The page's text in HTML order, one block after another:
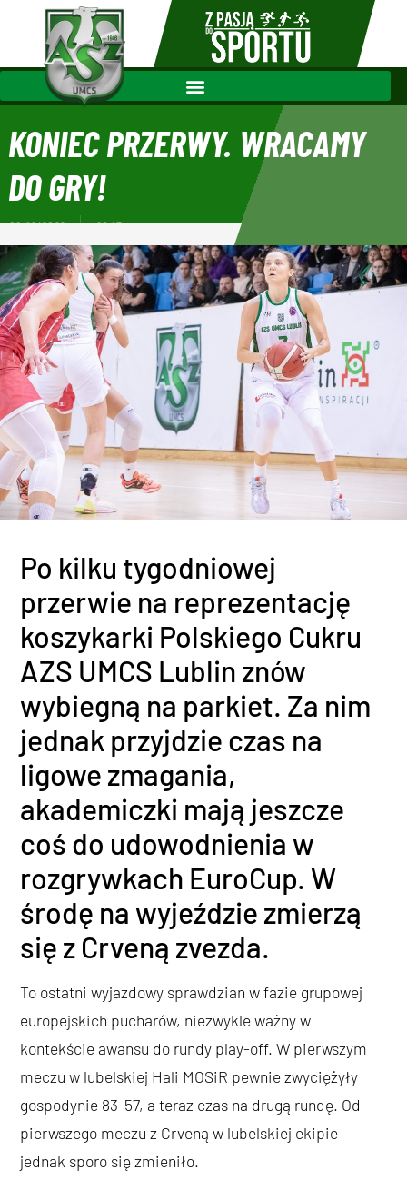
KONIEC PRZERWY. WRACAMY
DO GRY!
06/12/2022 20:17
Po kilku tygodniowej
przerwie na reprezentację
koszykarki Polskiego Cukru
AZS UMCS Lublin znów
wybiegną na parkiet. Za nim
jednak przyjdzie czas na
ligowe zmagania,
akademiczki mają jeszcze
coś do udowodnienia w
rozgrywkach EuroCup. W
środę na wyjeździe zmierzą
się z Crveną zvezda.
To ostatni wyjazdowy sprawdzian w fazie grupowej
europejskich pucharów, niezwykle ważny w
kontekście awansu do rundy play-off. W pierwszym
meczu w lubelskiej Hali MOSiR pewnie zwyciężyły
gospodynie 83-57, a teraz czas na drugą rundę. Od
pierwszego meczu z Crveną w lubelskiej ekipie
jednak sporo się zmieniło.